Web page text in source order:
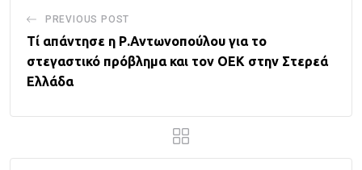
PREVIOUS POST
Τί απάντησε η Ρ.Αντωνοπούλου για το
στεγαστικό πρόβλημα και τον ΟΕΚ στην Στερεά
Ελλάδα